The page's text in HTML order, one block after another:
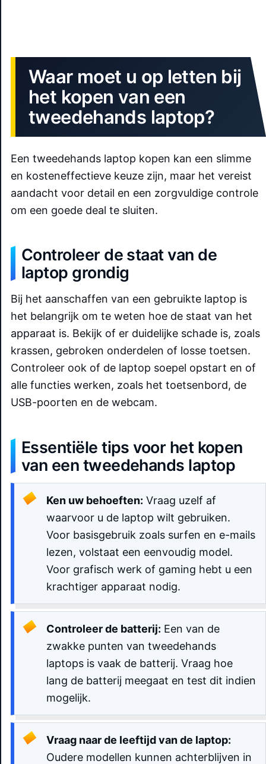
Waar moet u op letten bij
het kopen van een
tweedehands laptop?
Een tweedehands laptop kopen kan een slimme
en kosteneffectieve keuze zijn, maar het vereist
aandacht voor detail en een zorgvuldige controle
om een goede deal te sluiten.
Controleer de staat van de
laptop grondig
Bij het aanschaffen van een gebruikte laptop is
het belangrijk om te weten hoe de staat van het
apparaat is. Bekijk of er duidelijke schade is, zoals
krassen, gebroken onderdelen of losse toetsen.
Controleer ook of de laptop soepel opstart en of
alle functies werken, zoals het toetsenbord, de
USB-poorten en de webcam.
Essentiële tips voor het kopen
van een tweedehands laptop
Ken uw behoeften: Vraag uzelf af
waarvoor u de laptop wilt gebruiken.
Voor basisgebruik zoals surfen en e-mails
lezen, volstaat een eenvoudig model.
Voor grafisch werk of gaming hebt u een
krachtiger apparaat nodig.
Controleer de batterij: Een van de
zwakke punten van tweedehands
laptops is vaak de batterij. Vraag hoe
lang de batterij meegaat en test dit indien
mogelijk.
Vraag naar de leeftijd van de laptop:
Oudere modellen kunnen achterblijven in